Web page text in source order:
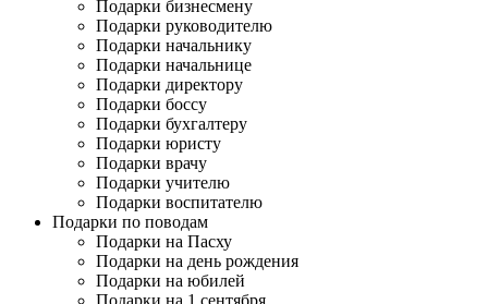
Подарки бизнесмену
Подарки руководителю
Подарки начальнику
Подарки начальнице
Подарки директору
Подарки боссу
Подарки бухгалтеру
Подарки юристу
Подарки врачу
Подарки учителю
Подарки воспитателю
Подарки по поводам
Подарки на Пасху
Подарки на день рождения
Подарки на юбилей
Подарки на 1 сентября